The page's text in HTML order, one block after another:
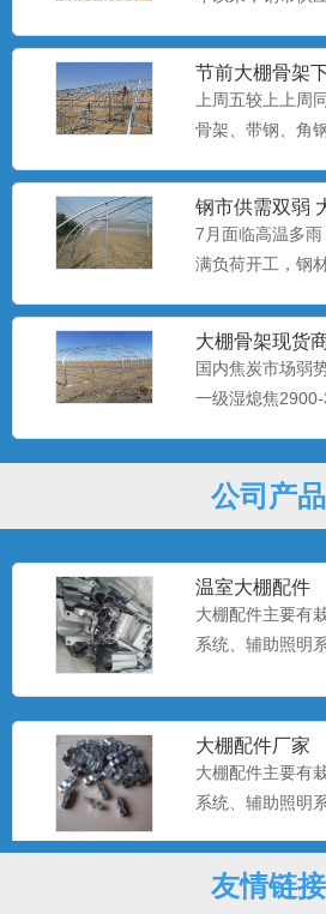
节前大棚骨架
上周五较上上周
骨架、​带钢、角
钢市供需双弱
偏悲观
7月面临高温多
满负荷开工，钢
大棚骨架​现货
国内焦炭市场弱
一级湿熄焦2900-
公司产品
养殖大棚厂家
养殖大棚也称暖
养殖大棚
节给开放式或半
大棚配件主要有
温室大棚配件
大棚配件主要有
系统、辅助照明
大棚配件厂家
大棚配件主要有
系统、辅助照明
大棚配件
友情链接